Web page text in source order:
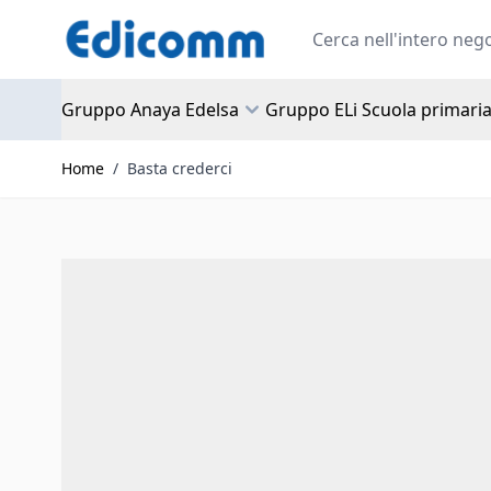
Search
Gruppo Anaya Edelsa Gruppo ELi Scuola primaria
Home / Basta crederci